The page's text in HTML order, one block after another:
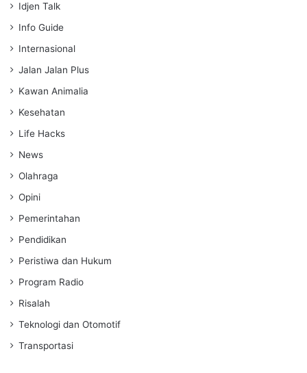
Idjen Talk
Info Guide
Internasional
Jalan Jalan Plus
Kawan Animalia
Kesehatan
Life Hacks
News
Olahraga
Opini
Pemerintahan
Pendidikan
Peristiwa dan Hukum
Program Radio
Risalah
Teknologi dan Otomotif
Transportasi